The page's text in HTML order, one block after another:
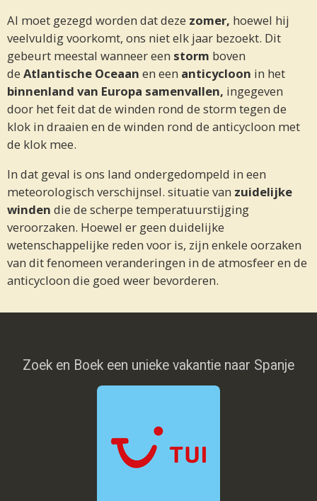
Al moet gezegd worden dat deze zomer, hoewel hij
veelvuldig voorkomt, ons niet elk jaar bezoekt. Dit
gebeurt meestal wanneer een storm boven
de Atlantische Oceaan en een anticycloon in het
binnenland van Europa samenvallen, ingegeven
door het feit dat de winden rond de storm tegen de
klok in draaien en de winden rond de anticycloon met
de klok mee.
In dat geval is ons land ondergedompeld in een
meteorologisch verschijnsel. situatie van zuidelijke
winden die de scherpe temperatuurstijging
veroorzaken. Hoewel er geen duidelijke
wetenschappelijke reden voor is, zijn enkele oorzaken
van dit fenomeen veranderingen in de atmosfeer en de
anticycloon die goed weer bevorderen.
Zoek en Boek een unieke vakantie naar Spanje